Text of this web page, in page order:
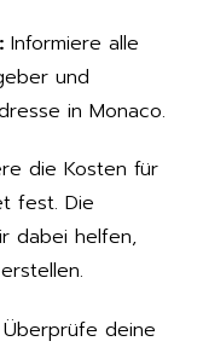
Informiere alle
und
in Monaco.
die Kosten für
fest. Die
dabei helfen,
Überprüfe deine